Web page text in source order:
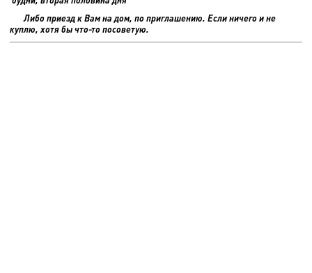
Либо приезд к Вам на дом, по приглашению. Если ничего и не
куплю, хотя бы что-то посоветую.